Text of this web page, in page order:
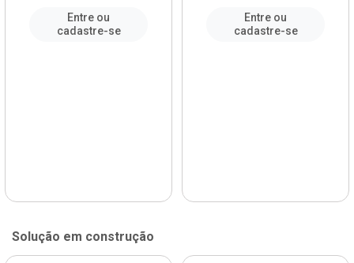
Entre ou
cadastre-se
Entre ou
cadastre-se
Solução em construção